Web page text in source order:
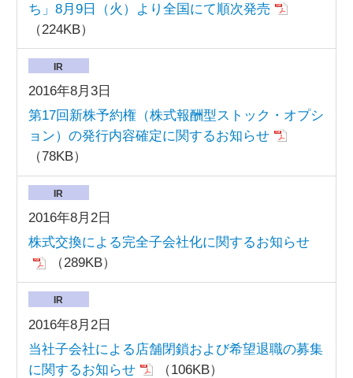
ち」8月9日（火）より全国にて順次発売
（224KB）
2016年8月3日
IR
第17回新株予約権（株式報酬型ストック・オプシ
ョン）の発行内容確定に関するお知らせ
（78KB）
2016年8月2日
IR
株式交換による完全子会社化に関するお知らせ
（289KB）
2016年8月2日
IR
当社子会社による店舗閉鎖および希望退職の募集
に関するお知らせ
（106KB）